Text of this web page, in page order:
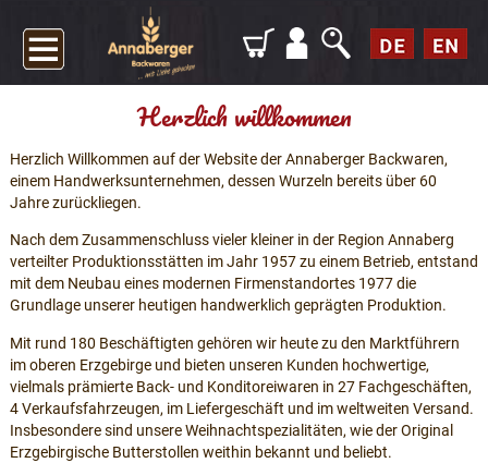
Herzlich willkommen
Herzlich Willkommen auf der Website der Annaberger Backwaren,
einem Handwerksunternehmen, dessen Wurzeln bereits über 60
Jahre zurückliegen.
Nach dem Zusammenschluss vieler kleiner in der Region Annaberg
verteilter Produktionsstätten im Jahr 1957 zu einem Betrieb, entstand
mit dem Neubau eines modernen Firmenstandortes 1977 die
Grundlage unserer heutigen handwerklich geprägten Produktion.
Mit rund 180 Beschäftigten gehören wir heute zu den Marktführern
im oberen Erzgebirge und bieten unseren Kunden hochwertige,
vielmals prämierte Back- und Konditoreiwaren in 27 Fachgeschäften,
4 Verkaufsfahrzeugen, im Liefergeschäft und im weltweiten Versand.
Insbesondere sind unsere Weihnachtspezialitäten, wie der Original
Erzgebirgische Butterstollen weithin bekannt und beliebt.